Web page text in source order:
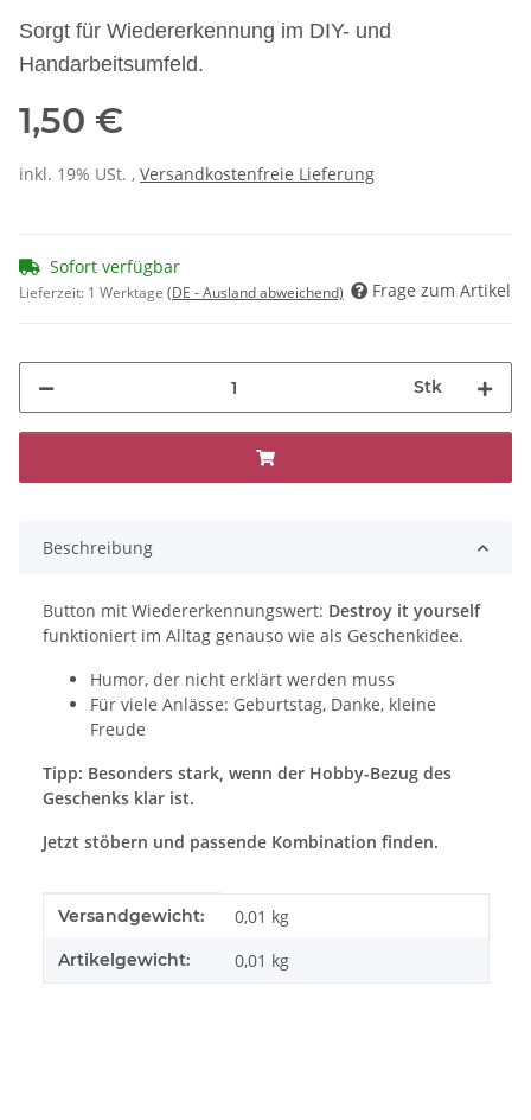
Sorgt für Wiedererkennung im DIY- und
Handarbeitsumfeld.
1,50 €
inkl. 19% USt. , Versandkostenfreie Lieferung
Sofort verfügbar
Lieferzeit: 1 Werktage (DE - Ausland abweichend) Frage zum Artikel
Stk
Beschreibung
Button mit Wiedererkennungswert: Destroy it yourself
funktioniert im Alltag genauso wie als Geschenkidee.
Humor, der nicht erklärt werden muss
Für viele Anlässe: Geburtstag, Danke, kleine
Freude
Tipp: Besonders stark, wenn der Hobby-Bezug des
Geschenks klar ist.
Jetzt stöbern und passende Kombination finden.
Produkteigenschaft
Wert
Versandgewicht: 0,01 kg
Artikelgewicht: 0,01 kg